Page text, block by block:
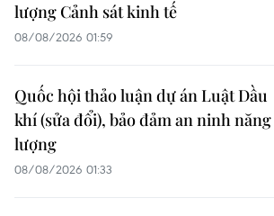
lượng Cảnh sát kinh tế
08/08/2026 01:59
Quốc hội thảo luận dự án Luật Dầu
khí (sửa đổi), bảo đảm an ninh năng
lượng
08/08/2026 01:33